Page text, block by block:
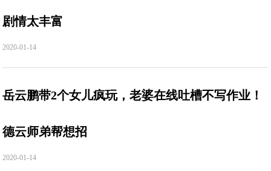
剧情太丰富
2020-01-14
岳云鹏带2个女儿疯玩，老婆在线吐槽不写作业！
德云师弟帮想招
2020-01-14